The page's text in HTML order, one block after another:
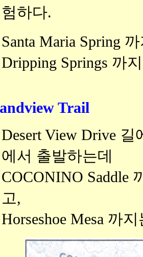
험하다.
Santa Maria Spring
Dripping Springs 까
Trail
Desert View Drive 길
에서 출발하는데
COCONINO Saddle
고,
Horseshoe Mesa 까